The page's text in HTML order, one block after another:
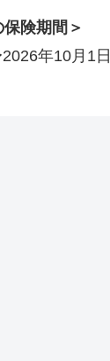
険期間＞
年10月1日